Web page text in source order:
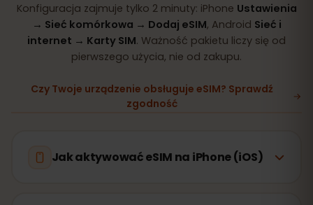
Konfiguracja zajmuje tylko 2 minuty: iPhone Ustawienia
→ Sieć komórkowa → Dodaj eSIM, Android Sieć i
internet → Karty SIM. Ważność pakietu liczy się od
pierwszego użycia, nie od zakupu.
Czy Twoje urządzenie obsługuje eSIM? Sprawdź
zgodność
Jak aktywować eSIM na iPhone (iOS)